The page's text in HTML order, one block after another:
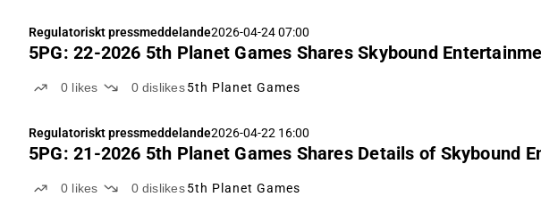
Regulatoriskt pressmeddelande2026-04-24 07:00
5PG: 22-2026 5th Planet Games Shares Skybound
0 likes 0 dislikes 5th Planet Games
Regulatoriskt pressmeddelande2026-04-22 16:00
0 likes 0 dislikes 5th Planet Games